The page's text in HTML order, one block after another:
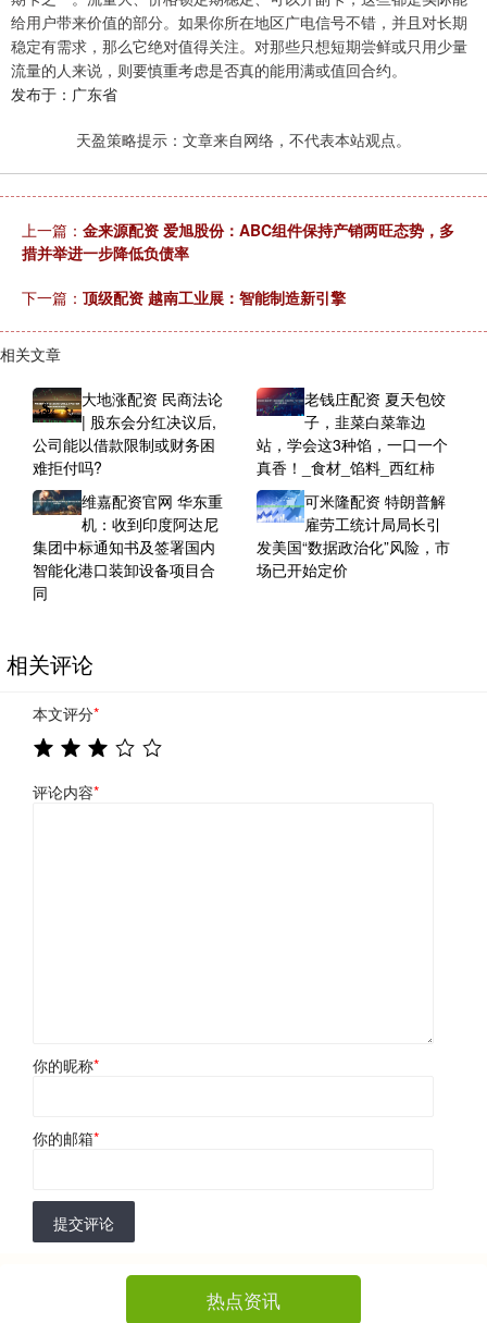
给用户带来价值的部分。如果你所在地区广电信号不错，并且对长期
稳定有需求，那么它绝对值得关注。对那些只想短期尝鲜或只用少量
流量的人来说，则要慎重考虑是否真的能用满或值回合约。
发布于：广东省
天盈策略提示：文章来自网络，不代表本站观点。
上一篇： 金来源配资 爱旭股份：ABC组件保持产销两旺态势，多
措并举进一步降低负债率
下一篇： 顶级配资 越南工业展：智能制造新引擎
相关文章
大地涨配资 民商法论
| 股东会分红决议后,
公司能以借款限制或财务困
难拒付吗?
老钱庄配资 夏天包饺
子，韭菜白菜靠边
站，学会这3种馅，一口一个
真香！_食材_馅料_西红柿
维嘉配资官网 华东重
机：收到印度阿达尼
集团中标通知书及签署国内
智能化港口装卸设备项目合
同
可米隆配资 特朗普解
雇劳工统计局局长引
发美国“数据政治化”风险，市
场已开始定价
相关评论
本文评分*
评论内容*
你的昵称*
你的邮箱*
提交评论
热点资讯